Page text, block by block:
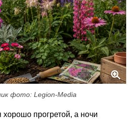
фото: Legion-Media
хорошо прогретой, а ночи